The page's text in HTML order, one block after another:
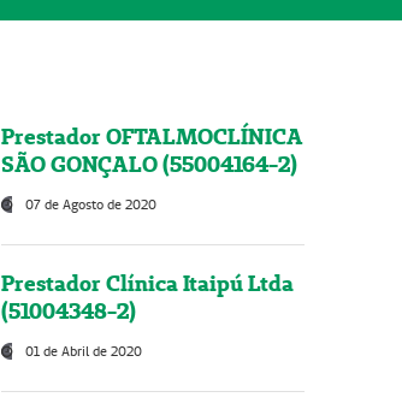
Prestador OFTALMOCLÍNICA
SÃO GONÇALO (55004164-2)
07 de Agosto de 2020
Prestador Clínica Itaipú Ltda
(51004348-2)
01 de Abril de 2020